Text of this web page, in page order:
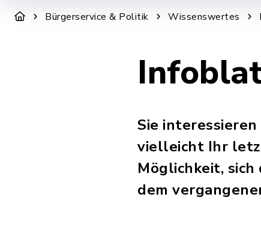
Bürgerservice & Politik Wissenswertes
Sie interessieren
vielleicht Ihr
Möglichkeit,
dem